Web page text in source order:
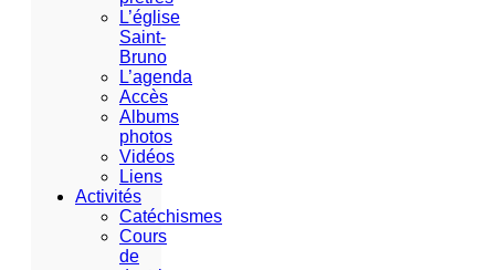
L’église
Saint-
Bruno
L’agenda
Accès
Albums
photos
Vidéos
Liens
Activités
Catéchismes
Cours
de